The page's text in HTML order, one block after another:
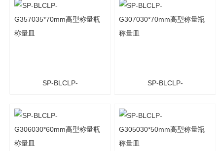
瓶 称量皿
SP-BLCLP-
瓶 称量皿
SP-BLCLP-
瓶 称量皿